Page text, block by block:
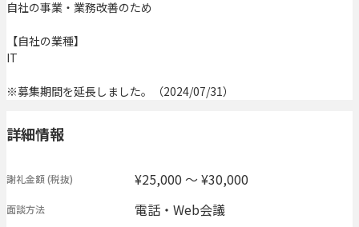
自社の事業・業務改善のため
【自社の業種】
IT
※募集期間を延長しました。（2024/07/31）
詳細情報
謝礼金額(税抜) ¥25,000 〜 ¥30,000
面談方法 電話・Web会議